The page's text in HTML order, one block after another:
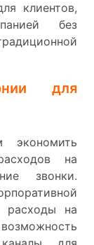
клиентов,
без
для
экономить
на
звонки.
расходы на